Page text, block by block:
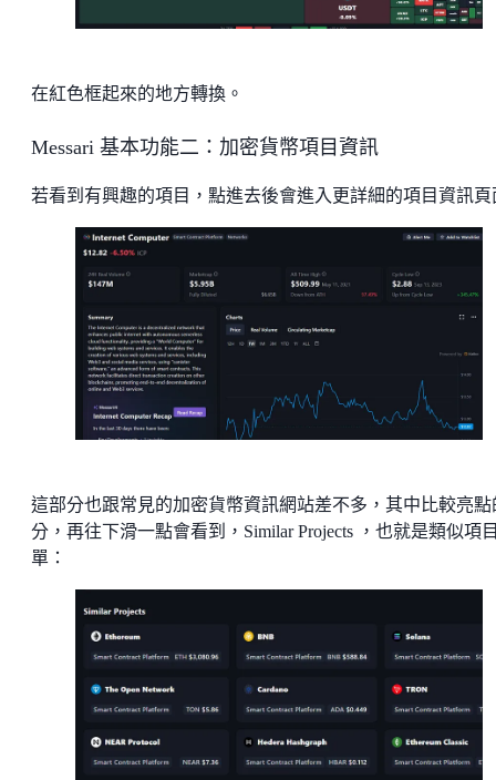
在紅色框起來的地方轉換。
Messari 基本功能二：加密貨幣項目資訊
若看到有興趣的項目，點進去後會進入更詳細的項目資訊頁
這部分也跟常見的加密貨幣資訊網站差不多，其中比較亮點
分，再往下滑一點會看到，Similar Projects ，也就是類似項
單：